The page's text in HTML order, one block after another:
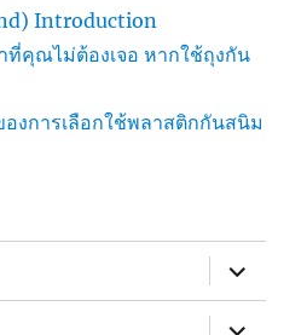
Introduction
ที่คุณไม่ต้องเจอ หากใช้ถุงกัน
งการเลือกใช้พลาสติกกันสนิม
expand
child
menu
expand